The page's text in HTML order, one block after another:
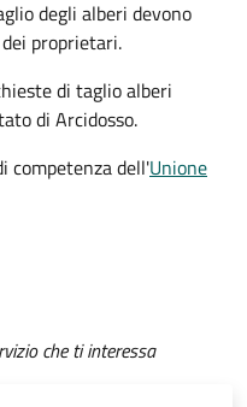
degli alberi devono
proprietari.
di taglio alberi
di Arcidosso.
competenza dell'Unione
che ti interessa